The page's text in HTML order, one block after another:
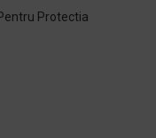
Protectia